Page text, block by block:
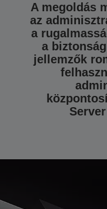
A megoldás
az
a
a
jellemzők